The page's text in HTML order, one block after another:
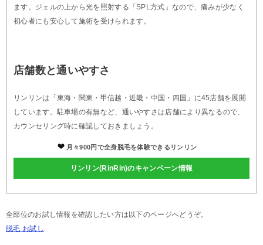
ます。ジェルの上から光を照射する「SPL方式」なので、痛みが少なく
初心者にも安心して施術を受けられます。
店舗数と通いやすさ
リンリンは「東海・関東・甲信越・近畿・中国・四国」に45店舗を展開
しています。駐車場の有無など、通いやすさは店舗により異なるので、
カウンセリング時に確認しておきましょう。
月々900円で全身脱毛を体験できるリンリン
リンリン(RinRin)のキャンペーン情報
全部位のお試し情報を確認したい方は以下のページへどうぞ。
脱毛 お試し